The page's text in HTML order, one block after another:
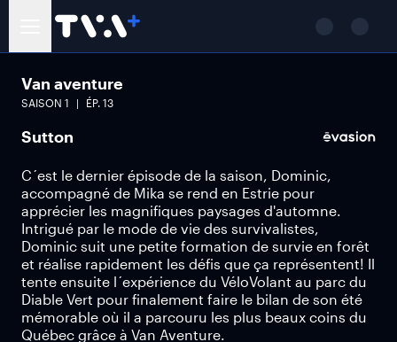
Van aventure
SAISON 1 ÉP. 13
Sutton
C´est le dernier épisode de la saison, Dominic,
accompagné de Mika se rend en Estrie pour
apprécier les magnifiques paysages d'automne.
Intrigué par le mode de vie des survivalistes,
Dominic suit une petite formation de survie en forêt
et réalise rapidement les défis que ça représentent! Il
tente ensuite l´expérience du VéloVolant au parc du
Diable Vert pour finalement faire le bilan de son été
mémorable où il a parcouru les plus beaux coins du
Québec grâce à Van Aventure.